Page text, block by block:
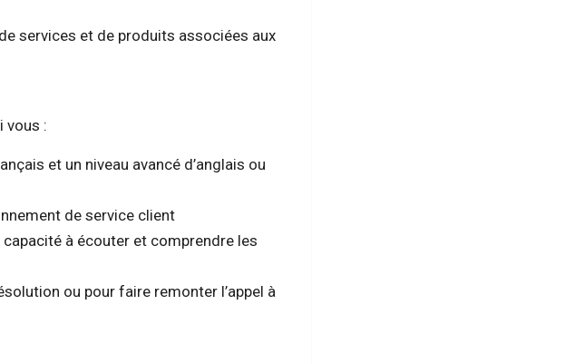
services et de produits associées aux
vous :
et un niveau avancé d’anglais ou
de service client
à écouter et comprendre les
ou pour faire remonter l’appel à